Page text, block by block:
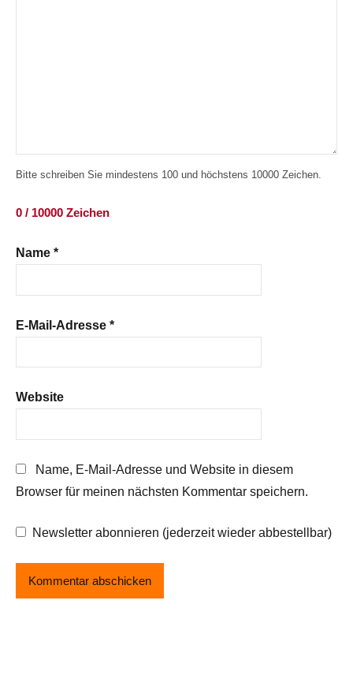
Bitte schreiben Sie mindestens 100 und höchstens 10000 Zeichen.
0 / 10000 Zeichen
Name *
E-Mail-Adresse *
Website
Name, E-Mail-Adresse und Website in diesem
Browser für meinen nächsten Kommentar speichern.
Newsletter abonnieren (jederzeit wieder abbestellbar)